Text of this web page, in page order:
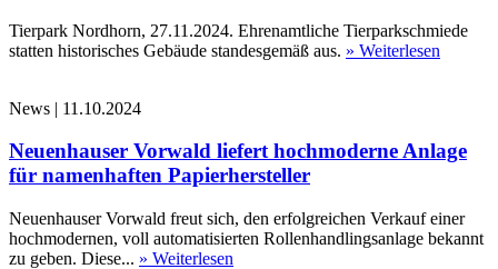
Tierpark Nordhorn, 27.11.2024. Ehrenamtliche Tierparkschmiede
statten historisches Gebäude standesgemäß aus. » Weiterlesen
News | 11.10.2024
Neuenhauser Vorwald liefert hochmoderne Anlage
für namenhaften Papierhersteller
Neuenhauser Vorwald freut sich, den erfolgreichen Verkauf einer
hochmodernen, voll automatisierten Rollenhandlingsanlage bekannt
zu geben. Diese... » Weiterlesen